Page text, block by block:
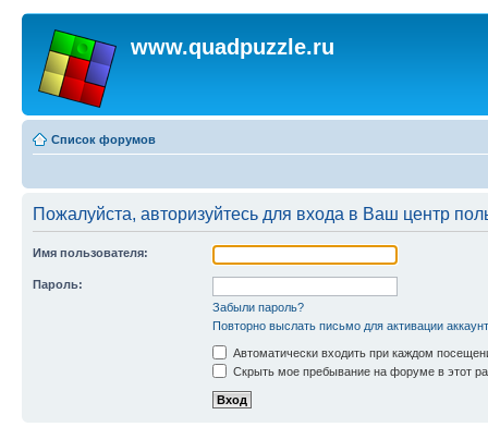
www.quadpuzzle.ru
Список форумов
Пожалуйста, авторизуйтесь для входа в Ваш центр
Имя пользователя:
Пароль:
Забыли пароль?
Повторно выслать письмо для активации
Автоматически входить при каждом
Скрыть мое пребывание на форуме в этот